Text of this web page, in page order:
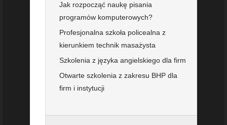
Jak rozpocząć naukę pisania
programów komputerowych?
Profesjonalna szkoła policealna z
kierunkiem technik masażysta
Szkolenia z języka angielskiego dla firm
Otwarte szkolenia z zakresu BHP dla
firm i instytucji